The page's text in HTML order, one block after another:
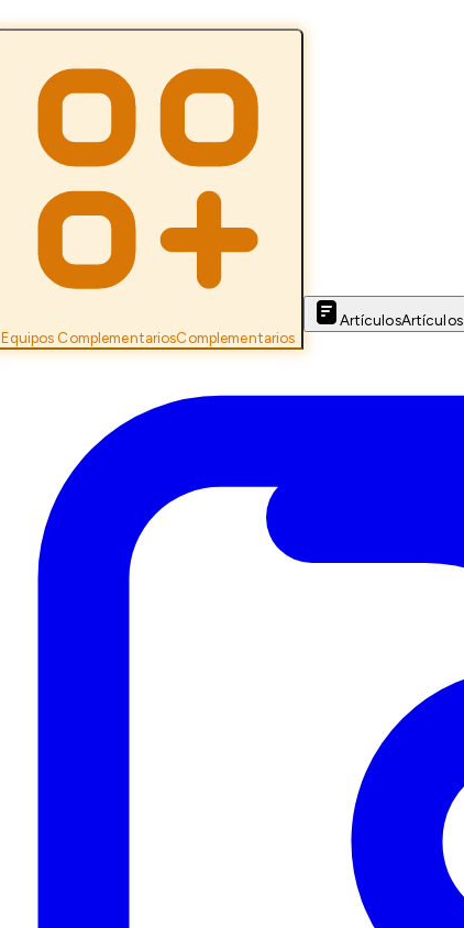
Equipos ComplementariosComplementarios
ArtículosArtículos